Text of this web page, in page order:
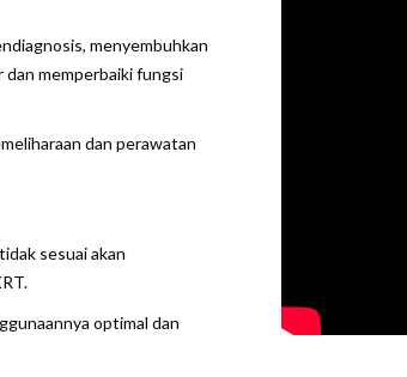
menyembuhkan
memperbaiki fungsi
dan perawatan
sesuai akan
optimal dan